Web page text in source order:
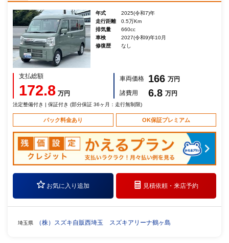
年式
2025(令和7)年
走行距離
0.5万Km
排気量
660cc
車検
2027(令和9)年10月
修復歴
なし
支払総額
172.8 万円
車両価格 166 万円
諸費用
6.8 万円
法定整備付き | 保証付き (部分保証 36ヶ月：走行無制限)
パック料金あり OK保証プレミアム
お気に入り追加 見積依頼・来店予約
埼玉県 （株）スズキ自販西埼玉 スズキアリーナ鶴ヶ島